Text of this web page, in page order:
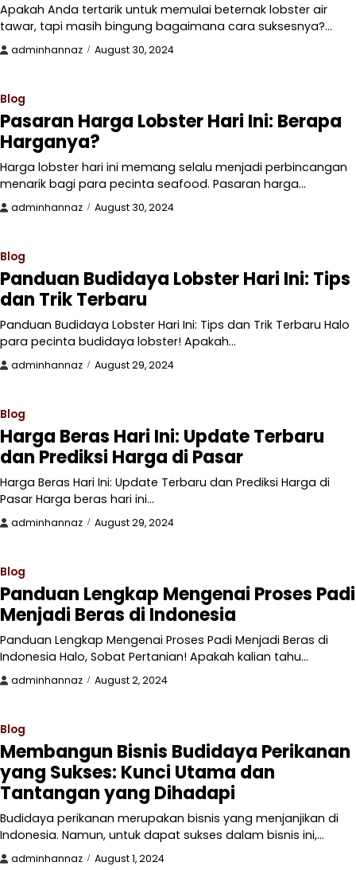
Apakah Anda tertarik untuk memulai beternak lobster air
tawar, tapi masih bingung bagaimana cara suksesnya?…
adminhannaz August 30, 2024
Blog
Pasaran Harga Lobster Hari Ini: Berapa
Harganya?
Harga lobster hari ini memang selalu menjadi perbincangan
menarik bagi para pecinta seafood. Pasaran harga…
adminhannaz August 30, 2024
Blog
Panduan Budidaya Lobster Hari Ini: Tips
dan Trik Terbaru
Panduan Budidaya Lobster Hari Ini: Tips dan Trik Terbaru Halo
para pecinta budidaya lobster! Apakah…
adminhannaz August 29, 2024
Blog
Harga Beras Hari Ini: Update Terbaru
dan Prediksi Harga di Pasar
Harga Beras Hari Ini: Update Terbaru dan Prediksi Harga di
Pasar Harga beras hari ini…
adminhannaz August 29, 2024
Blog
Panduan Lengkap Mengenai Proses Padi
Menjadi Beras di Indonesia
Panduan Lengkap Mengenai Proses Padi Menjadi Beras di
Indonesia Halo, Sobat Pertanian! Apakah kalian tahu…
adminhannaz August 2, 2024
Blog
Membangun Bisnis Budidaya Perikanan
yang Sukses: Kunci Utama dan
Tantangan yang Dihadapi
Budidaya perikanan merupakan bisnis yang menjanjikan di
Indonesia. Namun, untuk dapat sukses dalam bisnis ini,…
adminhannaz August 1, 2024